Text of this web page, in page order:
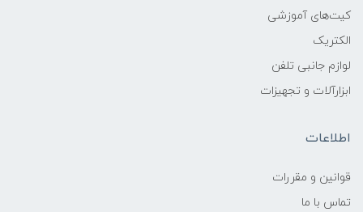
کیت‌های آموزشی
الکتریک
لوازم جانبی تلفن
ابزارآلات و تجهیزات
اطلاعات
قوانين و مقررات
تماس با ما